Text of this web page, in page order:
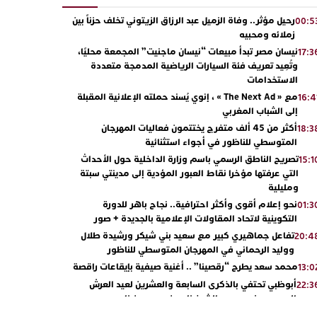
رحيل مؤثر.. وفاة الزميل عبد الرزاق الزيتوني تخلف حزناً بين
زملائه ومحبيه
نيسان مصر تبدأ مبيعات “نيسان ماجنيت” المجمعة محليًا،
وتُعِيد تعريف فئة السيارات الرياضية المدمجة متعددة
الاستخدامات
مع « The Next Ad » ، إنوي يُسند حملته الإعلانية المقبلة
إلى الشباب المغربي
أكثر من 45 ألف متفرج يختتمون فعاليات المهرجان
المتوسطي للناظور في أجواء استثنائية
تصريح الناطق الرسمي باسم وزارة الداخلية حول الأحداث
التي عرفتها مؤخرا نقاط العبور المؤدية إلى مدينتي سبتة
ومليلية
نحو إعلام أقوى وأكثر احترافية.. نجاح باهر للدورة
التكوينية لاتحاد المقاولات الإعلامية بالجديدة + صور
تفاعل جماهيري كبير مع سعيد بني شيكر ورشيدة طلال
ووليد الرحماني في المهرجان المتوسطي للناظور
محمد سعد يطرح “رقصينا” .. أغنية صيفية بإيقاعات راقصة
أبوظبي تحتفي بالذكرى السابعة والعشرين لعيد العرش
المجيد بحضور سمو الشيخ زايد بن محمد بن زايد وسمو